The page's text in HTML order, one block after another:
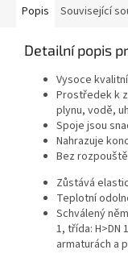
Popis Související
Detailní popis
Vysoce
Prostředek k
plynu, vodě,
Spoje jsou
Nahrazuje
Bez
Zůstává
Teplotní
Schválený
1, třída: H>DN
armaturách a